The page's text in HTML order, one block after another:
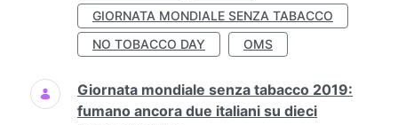
GIORNATA MONDIALE SENZA TABACCO
NO TOBACCO DAY
OMS
Giornata mondiale senza tabacco 2019:
fumano ancora due italiani su dieci